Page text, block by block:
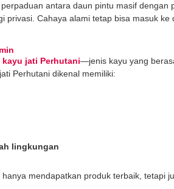
antara daun pintu masif dengan
Cahaya alami tetap bisa masuk
kayu jati Perhutani—jenis kayu yang
Perhutani dikenal memiliki:
lingkungan
mendapatkan produk terbaik, tetapi